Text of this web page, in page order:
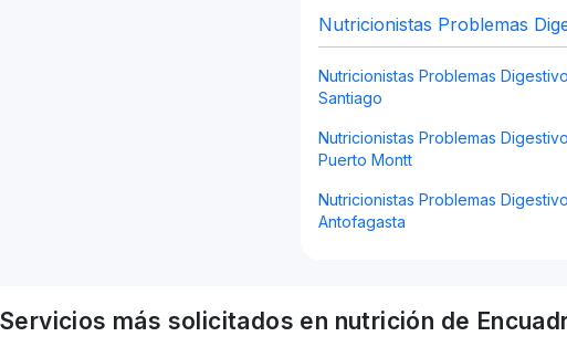
Nutricionistas Problemas
Nutricionistas Problemas
Santiago
Nutricionistas Problemas
Puerto Montt
Nutricionistas Problemas
Antofagasta
Servicios más solicitados en nutrición de